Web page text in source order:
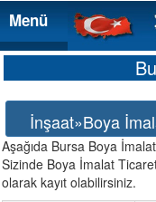
Menü
Menü
İnşaat»Boya
Aşağıda Bursa Boya
Sizinde Boya İmalat
olarak kayıt olabilirsiniz.